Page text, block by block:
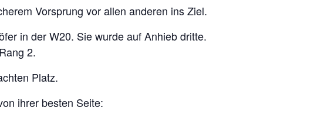
Vorsprung vor allen anderen ins Ziel.
in der W20. Sie wurde auf Anhieb dritte.
2.
Platz.
ihrer besten Seite: